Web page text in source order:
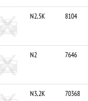
N2,5K 8104
N2 7646
N3,2K 70368